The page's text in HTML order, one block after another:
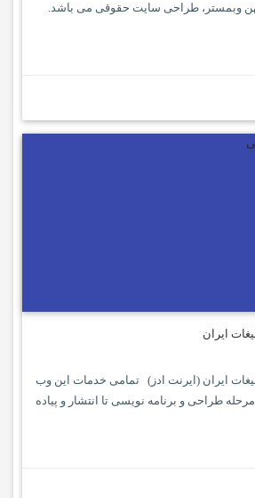
وبمستر، طراحی سایت حقوقی می باشد.
ایران
ایران (ایرنت ادز) تمامی خدمات این وب
طراحی و برنامه نویسی تا انتشار و پیاده